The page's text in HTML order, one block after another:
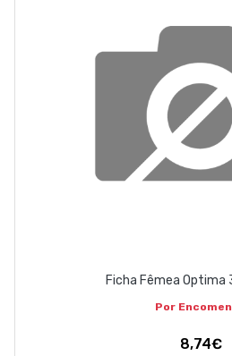
geral@luxivo.pt
Ficha Fêmea Optima
Por
8,74€